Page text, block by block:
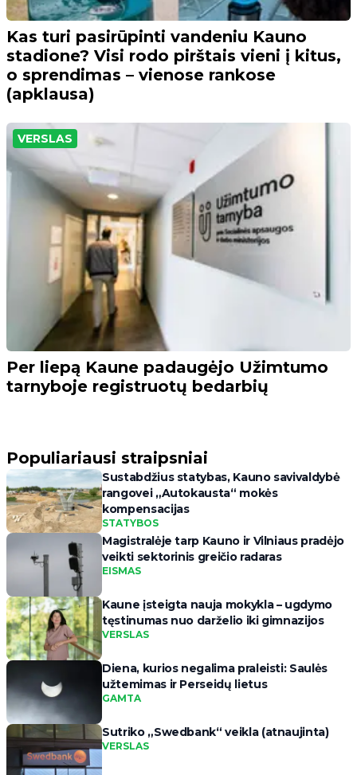
Kas turi pasirūpinti vandeniu Kauno
stadione? Visi rodo pirštais vieni į kitus,
o sprendimas – vienose rankose
(apklausa)
VERSLAS
Per liepą Kaune padaugėjo Užimtumo
tarnyboje registruotų bedarbių
Populiariausi straipsniai
Sustabdžius statybas, Kauno savivaldybė
rangovei „Autokausta“ mokės
kompensacijas
STATYBOS
Magistralėje tarp Kauno ir Vilniaus pradėjo
veikti sektorinis greičio radaras
EISMAS
Kaune įsteigta nauja mokykla – ugdymo
tęstinumas nuo darželio iki gimnazijos
VERSLAS
Diena, kurios negalima praleisti: Saulės
užtemimas ir Perseidų lietus
GAMTA
Sutriko „Swedbank“ veikla (atnaujinta)
VERSLAS